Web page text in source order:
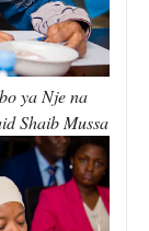
ya Nje na
Shaib Mussa